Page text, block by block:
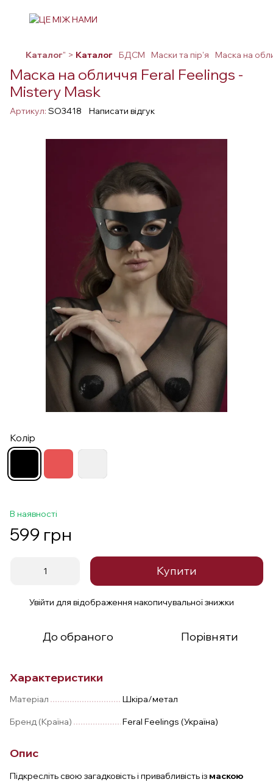
Каталог" > Каталог БДСМ Маски та пір'я Маска на
Маска на обличчя Feral Feelings -
Mistery Mask
Артикул: SO3418 Написати відгук
Колір
В наявності
599 грн
Купити
Увійти для відображення накопичувальної знижки
До обраного Порівняти
Характеристики
Матеріал Шкіра/метал
Бренд (Країна) Feral Feelings (Україна)
Опис
Підкресліть свою загадковість і привабливість із маскою